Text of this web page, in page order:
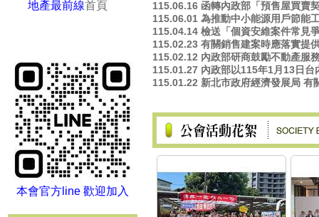
地產最前線首頁
本會官方line 歡迎加入
115.06.16 函轉內政部「預售屋買賣
115.06.01 為推動中小能源用戶節能
115.04.14 檢送「個資安維案件常見
115.02.23 有關銷售建案時應落實提
115.02.12 內政部研商鼓勵不動產服
115.01.27 內政部以115年1月13日
115.01.22 新北市政府經濟發展局 有